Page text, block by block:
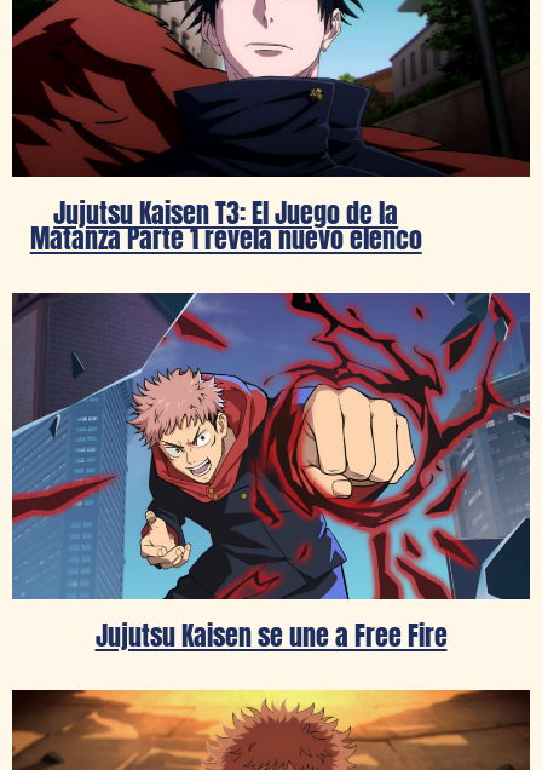
Jujutsu Kaisen T3: El Juego de la
Matanza Parte 1 revela nuevo elenco
Jujutsu Kaisen se une a Free Fire